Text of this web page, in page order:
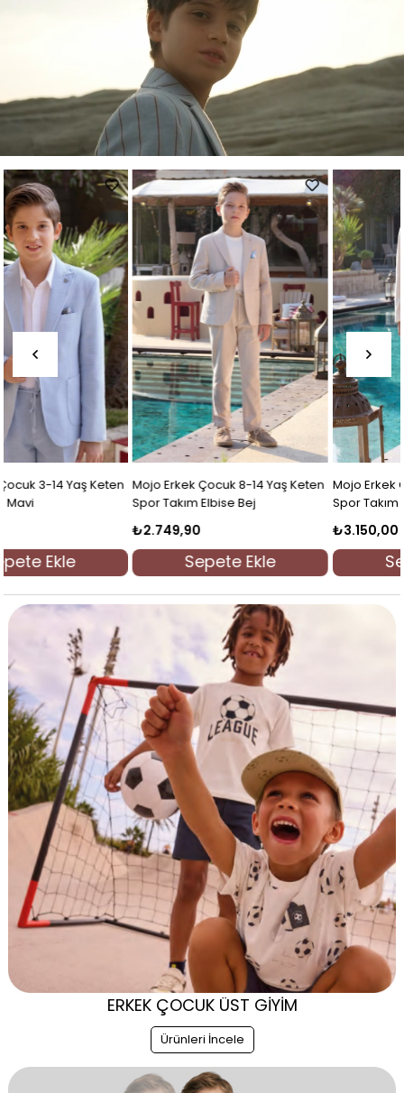
Mojo Erkek Çocuk 9-14 Yaş Spor
Takım Elbise Krem
Sepete Ekle
Mojo Erkek Çocuk 8-14 Yaş Müslin
Gömlekli Spor Keten Takım Elbise
Sepete Ekle
ERKEK ÇOCUK ÜST GİYİM
Ürünleri İncele